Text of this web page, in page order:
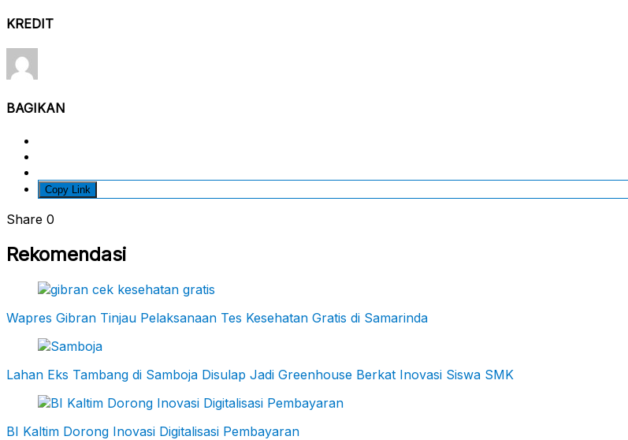
KREDIT
BAGIKAN
Copy Link
Share 0
Rekomendasi
Wapres Gibran Tinjau Pelaksanaan Tes Kesehatan Gratis di Samarinda
Lahan Eks Tambang di Samboja Disulap Jadi Greenhouse Berkat Inovasi Siswa SMK
BI Kaltim Dorong Inovasi Digitalisasi Pembayaran